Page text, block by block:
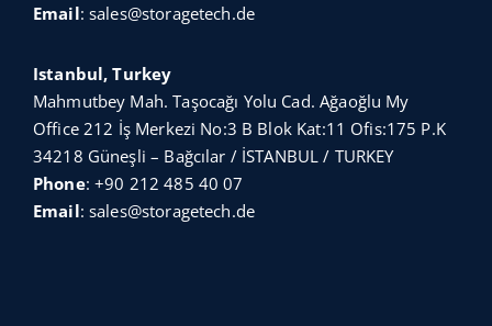
Email:sales@storagetech.de
Istanbul, Turkey
Mahmutbey Mah. Taşocağı Yolu Cad. Ağaoğlu My
Office 212 İş Merkezi No:3 B Blok Kat:11 Ofis:175 P.K
34218 Güneşli – Bağcılar / İSTANBUL / TURKEY
Phone:+90 212 485 40 07
Email:sales@storagetech.de